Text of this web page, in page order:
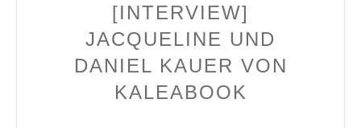
[INTERVIEW]
JACQUELINE UND
DANIEL KAUER VON
KALEABOOK